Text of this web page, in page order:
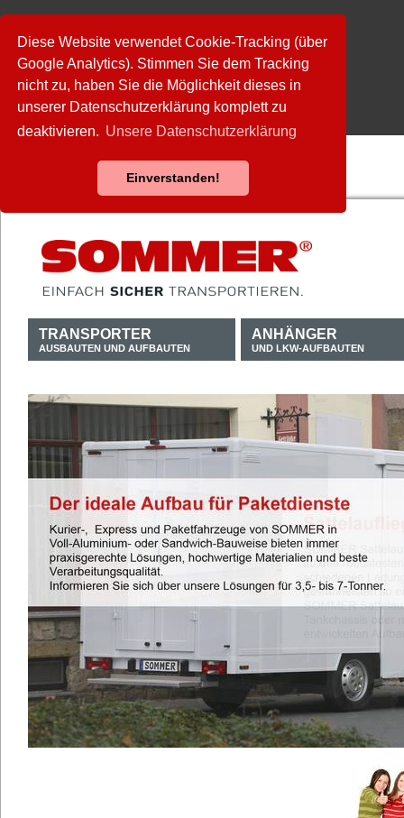
Diese Website verwendet Cookie-Tracking (über
Google Analytics). Stimmen Sie dem Tracking
nicht zu, haben Sie die Möglichkeit dieses in
unserer Datenschutzerklärung komplett zu
deaktivieren. Unsere Datenschutzerklärung
Einverstanden!
TRANSPORTER
AUSBAUTEN UND AUFBAUTEN
ANHÄNGER
UND LKW-AUFBAUTEN